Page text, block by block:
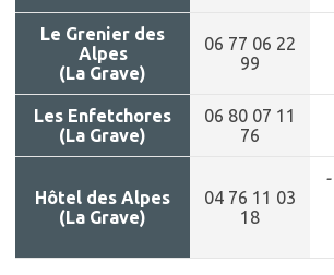
Le Grenier des
Alpes
(La Grave)
06 77 06 22
99
Les Enfetchores
(La Grave)
06 80 07 11
76
Hôtel des Alpes
(La Grave)
04 76 11 03
18